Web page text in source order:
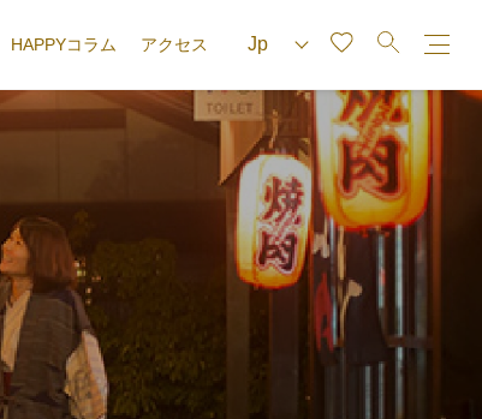
HAPPYコラム アクセス